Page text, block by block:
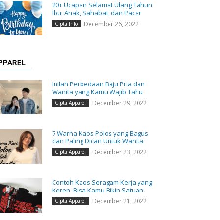
20+ Ucapan Selamat Ulang Tahun
Ibu, Anak, Sahabat, dan Pacar
Cipta Info December 26, 2022
Inilah Perbedaan Baju Pria dan
Wanita yang Kamu Wajib Tahu
Cipta Apparel December 29, 2022
7 Warna Kaos Polos yang Bagus
dan Paling Dicari Untuk Wanita
Cipta Apparel December 23, 2022
Contoh Kaos Seragam Kerja yang
Keren. Bisa Kamu Bikin Satuan
Cipta Apparel December 21, 2022